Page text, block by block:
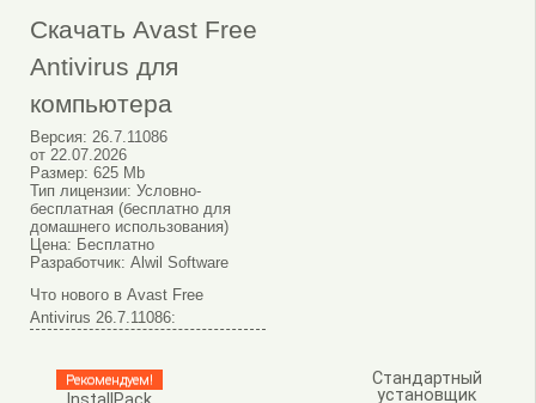
Скачать Avast Free
Antivirus для
компьютера
Версия: 26.7.11086
от 22.07.2026
Размер: 625 Mb
Тип лицензии: Условно-
бесплатная (бесплатно для
домашнего использования)
Цена: Бесплатно
Разработчик: Alwil Software
Что нового в Avast Free
Antivirus 26.7.11086:
Рекомендуем!
Стандартный
установщик